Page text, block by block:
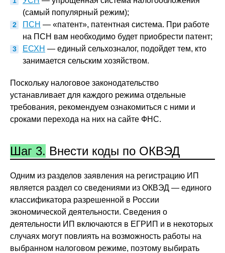
(самый популярный режим);
ПСН — «патент», патентная система. При работе
на ПСН вам необходимо будет приобрести патент;
ЕСХН — единый сельхозналог, подойдет тем, кто
занимается сельским хозяйством.
Поскольку налоговое законодательство
устанавливает для каждого режима отдельные
требования, рекомендуем ознакомиться с ними и
сроками перехода на них на сайте ФНС.
Шаг 3. Внести коды по ОКВЭД
Одним из разделов заявления на регистрацию ИП
является раздел со сведениями из ОКВЭД — единого
классификатора разрешенной в России
экономической деятельности. Сведения о
деятельности ИП включаются в ЕГРИП и в некоторых
случаях могут повлиять на возможность работы на
выбранном налоговом режиме, поэтому выбирать